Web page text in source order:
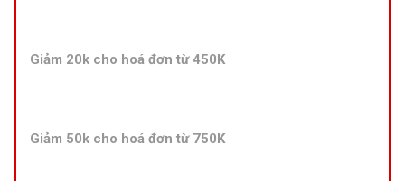
Giảm 20k cho hoá đơn từ 450K
Giảm 50k cho hoá đơn từ 750K